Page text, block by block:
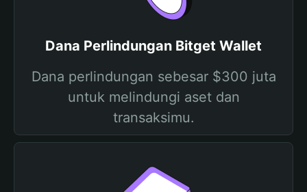
Dana Perlindungan Bitget Wallet
Dana perlindungan sebesar $300 juta
untuk melindungi aset dan
transaksimu.